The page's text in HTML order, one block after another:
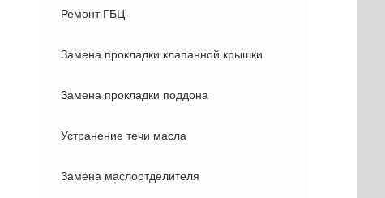
Ремонт ГБЦ
Замена прокладки клапанной крышки
Замена прокладки поддона
Устранение течи масла
Замена маслоотделителя